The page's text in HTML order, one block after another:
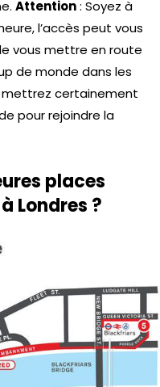
Attention: Soyez à
l’accès peut vous
vous mettre en route
de monde dans les
mettrez certainement
pour rejoindre la
places
Londres ?